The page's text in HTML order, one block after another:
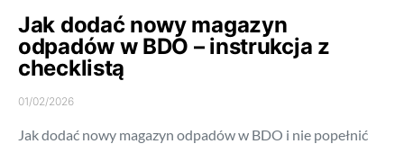
Jak dodać nowy magazyn
odpadów w BDO – instrukcja z
checklistą
01/02/2026
Jak dodać nowy magazyn odpadów w BDO i nie popełnić